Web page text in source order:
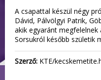
A csapattal készül négy
Dávid, Pálvölgyi Patrik,
akik egyaránt megfelelnek
Sorsukról később születik
Szerző: KTE/